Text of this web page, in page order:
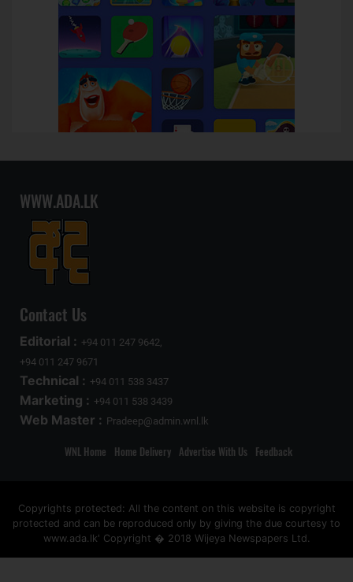
WWW.ADA.LK
Contact Us
Editorial : +94 011 247 9642,
+94 011 247 9671
Technical : +94 011 538 3437
Marketing : +94 011 538 3439
Web Master : Pradeep@admin.wnl.lk
WNL Home Home Delivery Advertise With Us Feedback
Copyrights protected: All the content on this website is copyright
protected and can be reproduced only by giving the due courtesy to
www.ada.lk' Copyright � 2018 Wijeya Newspapers Ltd.